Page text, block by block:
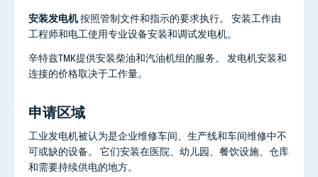
安装发电机按照管制文件和指示的要求执行。 安装工作由
工程师和电工使用专业设备安装和调试发电机。
辛特兹TMK提供安装柴油和汽油机组的服务。 发电机安装和
连接的价格取决于工作量。
申请区域
工业发电机被认为是企业维修车间、生产线和车间维修中不
可或缺的设备。 它们安装在医院、幼儿园、餐饮设施、仓库
和需要持续供电的地方。